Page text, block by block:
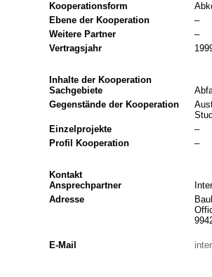
Kooperationsform
Ebene der Kooperation
–
Weitere Partner
–
Vertragsjahr
Inhalte der Kooperation
Sachgebiete
Gegenstände der Kooperation
Einzelprojekte
–
Profil Kooperation
–
Kontakt
Ansprechpartner
Adresse
E-Mail